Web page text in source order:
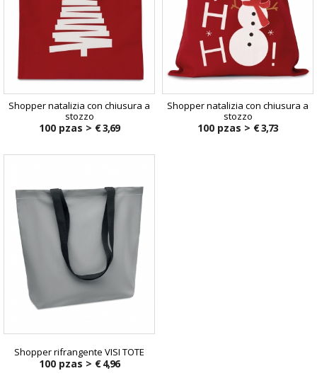
Shopper natalizia con chiusura a
stozzo
100 pzas > € 3,69
Shopper natalizia con chiusura a
stozzo
100 pzas > € 3,73
Shopper rifrangente VISI TOTE
100 pzas > € 4,96